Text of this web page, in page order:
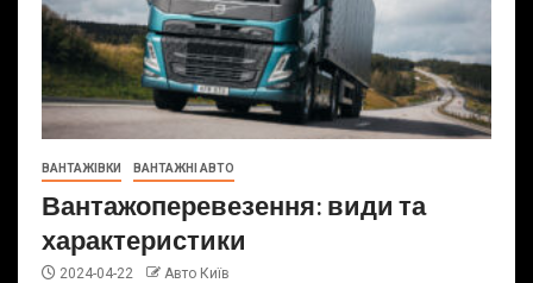
ВАНТАЖІВКИ ВАНТАЖНІ АВТО
Вантажоперевезення: види та
характеристики
2024-04-22 Авто Київ